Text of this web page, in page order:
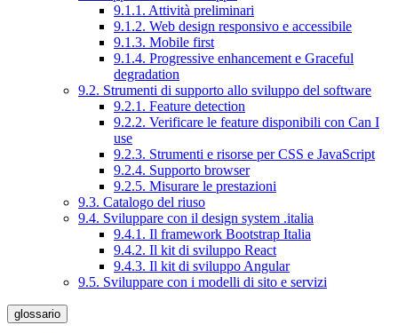
9.1.1. Attività preliminari
9.1.2. Web design responsivo e accessibile
9.1.3. Mobile first
9.1.4. Progressive enhancement e Graceful
degradation
9.2. Strumenti di supporto allo sviluppo del software
9.2.1. Feature detection
9.2.2. Verificare le feature disponibili con Can I
use
9.2.3. Strumenti e risorse per CSS e JavaScript
9.2.4. Supporto browser
9.2.5. Misurare le prestazioni
9.3. Catalogo del riuso
9.4. Sviluppare con il design system .italia
9.4.1. Il framework Bootstrap Italia
9.4.2. Il kit di sviluppo React
9.4.3. Il kit di sviluppo Angular
9.5. Sviluppare con i modelli di sito e servizi
glossario